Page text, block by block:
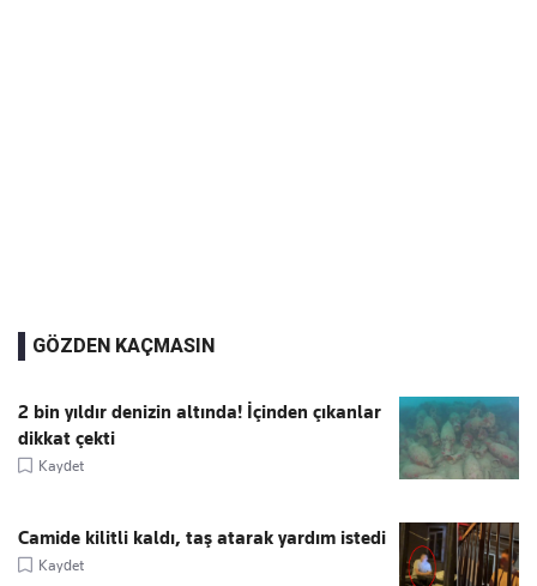
GÖZDEN KAÇMASIN
2 bin yıldır denizin altında! İçinden çıkanlar
dikkat çekti
Kaydet
Camide kilitli kaldı, taş atarak yardım istedi
Kaydet